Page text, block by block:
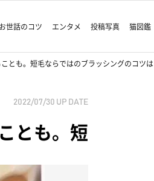
お世話のコツ エンタメ 投稿写真 猫図鑑
とも。短毛ならではのブラッシングのコツは
2022/07/30 UP DATE
とも。短